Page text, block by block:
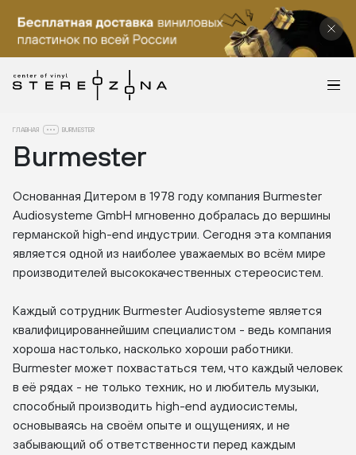
ГЛАВНАЯ BURMESTER
Burmester
Основанная Дитером в 1978 году компания Burmester
Audiosysteme GmbH мгновенно добралась до вершины
германской high-end индустрии. Сегодня эта компания
является одной из наиболее уважаемых во всём мире
производителей высококачественных стереосистем.
Каждый сотрудник Burmester Audiosysteme является
квалифицированнейшим специалистом - ведь компания
хороша настолько, насколько хороши работники.
Burmester может похвастаться тем, что каждый человек
в её рядах - не только техник, но и любитель музыки,
способный производить high-end аудиосистемы,
основываясь на своём опыте и ощущениях, и не
забывающий об ответственности перед каждым